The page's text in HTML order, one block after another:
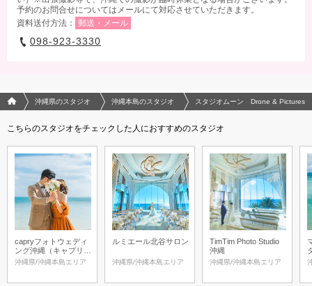
予約のお問合せについてはメールにて対応させていただきます。
資料送付方法：
郵送・メール
098-923-3330
フォトウエディング/結婚写真のPhotorait ホーム
沖縄県のスタジオ 沖縄本島のスタジオ スタジオムーン Drone & Pictures
こちらのスタジオをチェックした人におすすめのスタジオ
capryフォトウェディ
ング沖縄（キャプリィ
フォトウェディング沖
沖縄県/沖縄本島エリア
ルミエール北谷サロン
沖縄県/沖縄本島エリア
TimTim Photo Studio
沖縄
沖縄県/沖縄本島エリア